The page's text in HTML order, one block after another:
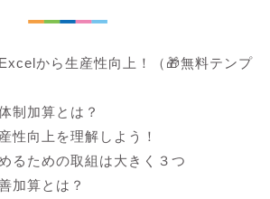
から生産性向上！（🎁無料テンプ
制加算とは？
性向上を理解しよう！
るための取組は大きく３つ
加算とは？